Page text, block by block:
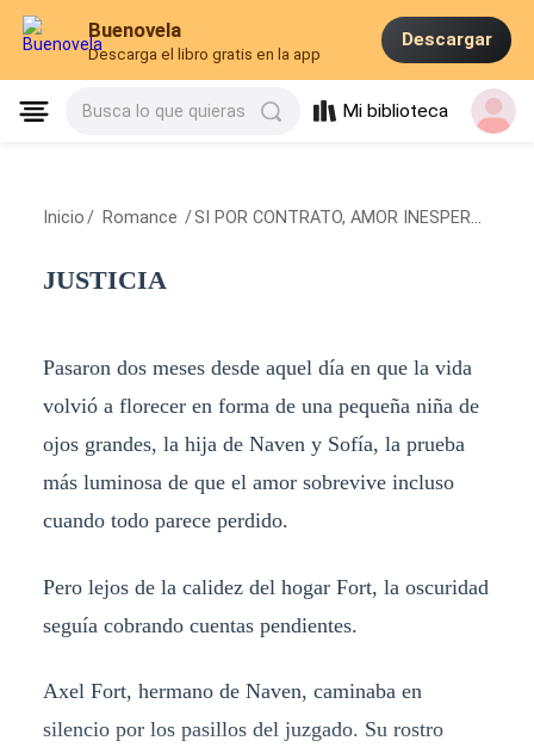
Buenovela
Descarga el libro gratis en la app
Descargar
Busca lo que quieras Mi biblioteca
Inicio / Romance /SI POR CONTRATO, AMOR INESPERADO
JUSTICIA
Pasaron dos meses desde aquel día en que la vida
volvió a florecer en forma de una pequeña niña de
ojos grandes, la hija de Naven y Sofía, la prueba
más luminosa de que el amor sobrevive incluso
cuando todo parece perdido.
Pero lejos de la calidez del hogar Fort, la oscuridad
seguía cobrando cuentas pendientes.
Axel Fort, hermano de Naven, caminaba en
silencio por los pasillos del juzgado. Su rostro